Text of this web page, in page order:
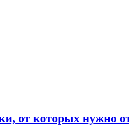
от которых нужно